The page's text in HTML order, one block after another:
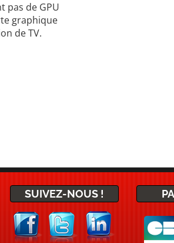
pas de GPU
graphique
de TV.
SUIVEZ-NOUS !